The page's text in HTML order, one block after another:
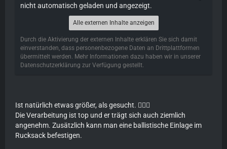
nicht automatisch geladen und angezeigt.
Alle externen Inhalte anzeigen
Durch die Aktivierung der externen Inhalte erklären Sie sich damit
einverstanden, dass personenbezogene Daten an Drittplattformen
übermittelt werden. Mehr Informationen dazu haben wir in unserer
Datenschutzerklärung zur Verfügung gestellt.
Ist natürlich etwas größer, als gesucht. 🤷🏻‍♂️
Die Verarbeitung ist top und er trägt sich auch ziemlich
angenehm. Zusätzlich kann man eine ballistische Einlage im
Rucksack befestigen.